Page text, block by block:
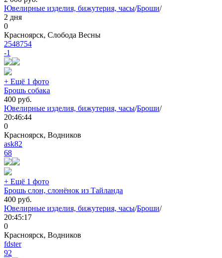
Ювелирные изделия, бижутерия, часы/Броши/
2 дня
0
Красноярск, Слобода Весны
2548754
-1
+ Ещё 1 фото
Брошь собака
400 руб.
Ювелирные изделия, бижутерия, часы/Броши/
20:46:44
0
Красноярск, Водников
ask82
68
+ Ещё 1 фото
Брошь слон, слонёнок из Тайланда
400 руб.
Ювелирные изделия, бижутерия, часы/Броши/
20:45:17
0
Красноярск, Водников
fdster
92